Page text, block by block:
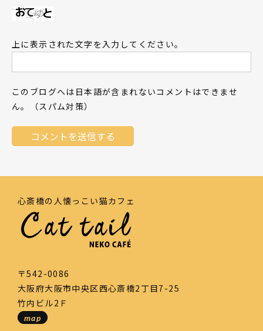
上に表示された文字を入力してください。
このブログへは日本語が含まれないコメントはできませ
ん。（スパム対策）
心斎橋の人懐っこい猫カフェ
〒542-0086
大阪府大阪市中央区西心斎橋2丁目7-25
竹内ビル2Ｆ
map